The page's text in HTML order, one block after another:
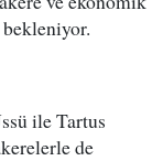
ile Tartus
de